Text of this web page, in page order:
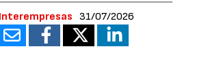
31/07/2026